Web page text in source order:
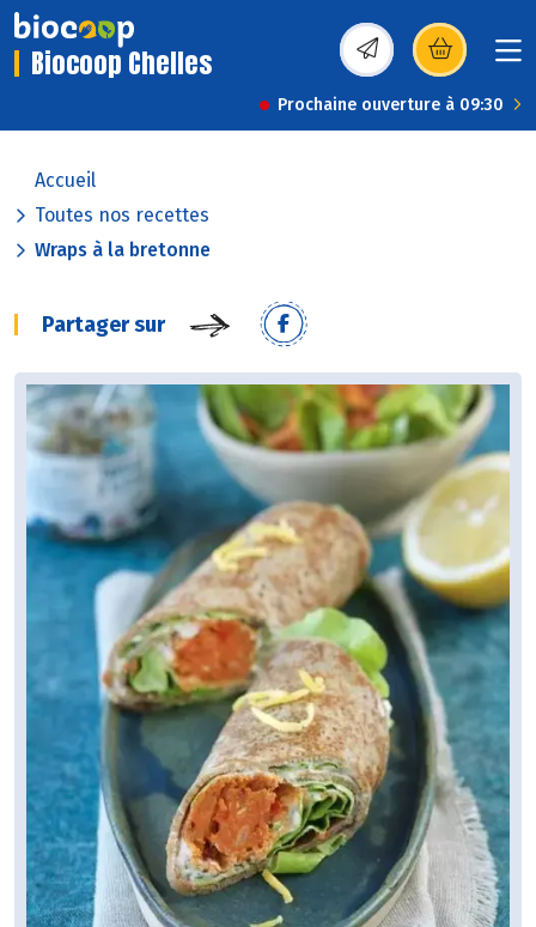
Biocoop Chelles (s’ouvre dans une
Prochaine ouverture à 09:30
Accueil
Toutes nos recettes
Wraps à la bretonne
Partager sur